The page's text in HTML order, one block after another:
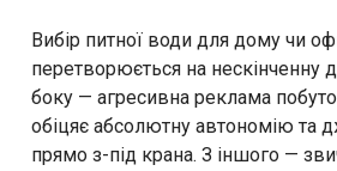
Вибір питної води для дому чи
перетворюється на нескінченну
боку — агресивна реклама
обіцяє абсолютну автономію та
прямо з-під крана. З іншого —